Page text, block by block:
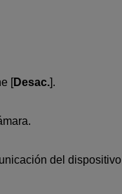
[Desac.].
del dispositivo